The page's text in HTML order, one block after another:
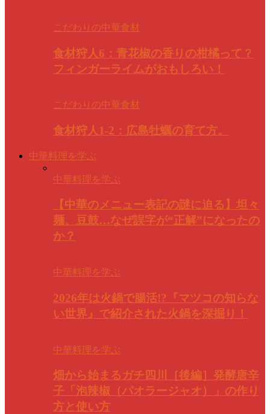
こだわりの中華食材
食材狩人6：青花椒の香りの柑橘って？
フィンガーライムがおもしろい！
こだわりの中華食材
食材狩人1-2：広島牡蠣の育て方。
中華料理を学ぶ
中華料理を学ぶ
【中華のメニュー表記の謎に迫る】坦々
麺、豆鼓…なぜ誤字が“正解”になったの
か？
中華料理を学ぶ
2026年は火鍋で腸活!?『マツコの知らな
い世界』で紹介された火鍋を深掘り！
中華料理を学ぶ
畑から始まるガチ四川［後編］発酵唐辛
子「泡辣椒（パオラージャオ）」の作り
方と使い方